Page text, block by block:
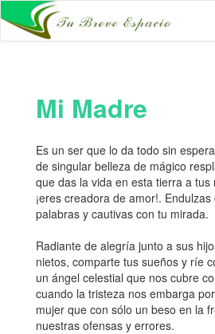
Mi Madre
Es un ser que lo da todo sin
de singular belleza de mágico
que das la vida en esta tierra a tus
¡eres creadora de amor!. Endulzas
palabras y cautivas con tu mirada.
Radiante de alegría junto a sus
nietos, comparte tus sueños y ríe
un ángel celestial que nos cubre
cuando la tristeza nos embarga
mujer que con sólo un beso en la
nuestras ofensas y errores.